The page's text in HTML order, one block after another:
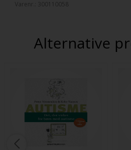
Varenr.: 300110058
Alternative